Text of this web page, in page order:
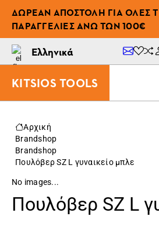
ΔΩΡΕΆΝ ΑΠΟΣΤΟΛΉ ΓΙΑ ΌΛΕΣ
ΠΑΡΑΓΓΕΛΊΕΣ ΆΝΩ ΤΩΝ 100€
Ελληνικά
KITSIOS TOOLS
Αρχική
Brandshop
Brandshop
Πουλόβερ SZ L γυναικείο μπλε
No images...
Πουλόβερ SZ L